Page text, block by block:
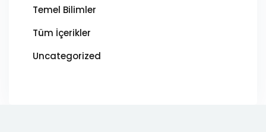
Temel Bilimler
Tüm İçerikler
Uncategorized